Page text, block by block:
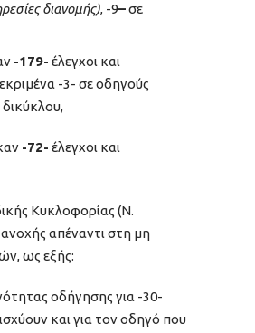
διανομής), -9–σε
-179- έλεγχοι και
-3- σε οδηγούς
-72- έλεγχοι και
Κυκλοφορίας (Ν.
απέναντι στη μη
ως εξής:
οδήγησης για -30-
και για τον οδηγό που